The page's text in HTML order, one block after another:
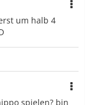
um halb 4
spielen? bin